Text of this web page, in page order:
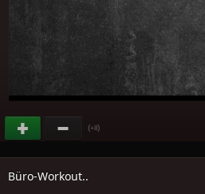
(+8)
Büro-Workout..